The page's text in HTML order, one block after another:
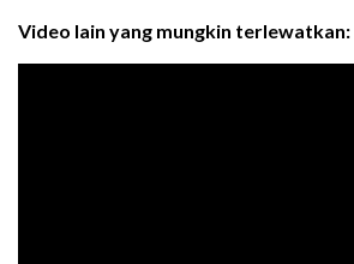
Video lain yang mungkin terlewatkan: